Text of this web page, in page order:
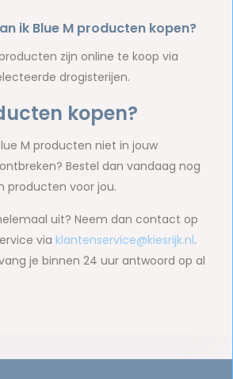
ik Blue M producten kopen?
zijn online te koop via
drogisterijen.
kopen?
M producten niet in jouw
Bestel dan vandaag nog
producten voor jou.
uit? Neem dan contact op
via klantenservice@kiesrijk.nl.
je binnen 24 uur antwoord op al